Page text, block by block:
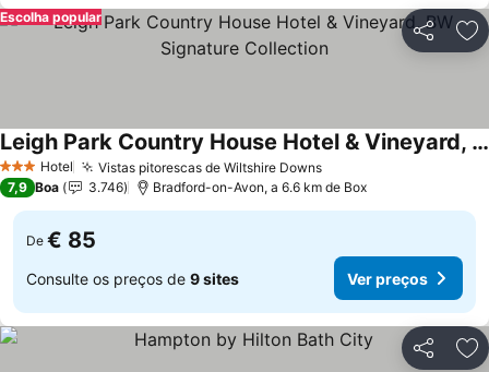
Partilhar
Escolha popular
3 EstrelasHotel Vistas pitorescas de Wiltshire Downs
Leigh Park Country House Hotel & Vineyard, BW Signature Collection
7,9 Boa 3.746 Bradford-on-Avon, a 6.6 km de Box
De € 85
Consulte os preços de 9 sites Ver preços
Partilhar